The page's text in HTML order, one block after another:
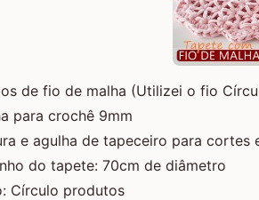
de fio de malha (Utilizei o fio
para crochê 9mm
e agulha de tapeceiro para cortes
do tapete: 70cm de diâmetro
Círculo produtos